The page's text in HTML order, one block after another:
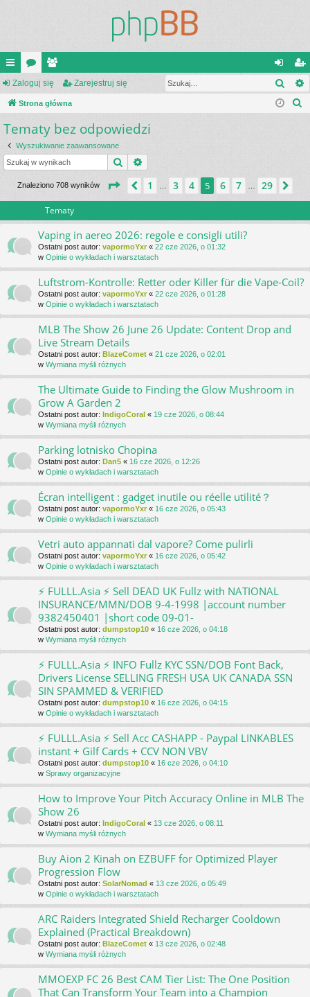
ię
ce
j
…
or
a
ży
tk
o
w
ni
cy
al
og
ar
ej
Zaloguj się Zarejestruj się
Strona główna
Tematy bez odpowiedzi
Wyszukiwanie zaawansowane
Szukaj
Znaleziono 708 wyników Strona 5z 29
Poprzednia
1 3 4 5 6 7 29
Tematy
Vaping in aereo 2026: regole e consigli utili?
Ostatni post autor: vapormoYxr « 22 cze 2026, o 01:32
w Opinie o wykładach i warsztatach
Luftstrom-Kontrolle: Retter oder Killer für die Vape-Coil?
Ostatni post autor: vapormoYxr « 22 cze 2026, o 01:28
w Opinie o wykładach i warsztatach
MLB The Show 26 June 26 Update: Content Drop and
Live Stream Details
Ostatni post autor: BlazeComet « 21 cze 2026, o 02:01
w Wymiana myśli różnych
The Ultimate Guide to Finding the Glow Mushroom in
Grow A Garden 2
Ostatni post autor: IndigoCoral « 19 cze 2026, o 08:44
w Wymiana myśli różnych
Parking lotnisko Chopina
Ostatni post autor: Dan5 « 16 cze 2026, o 12:26
w Opinie o wykładach i warsztatach
Écran intelligent : gadget inutile ou réelle utilité？
Ostatni post autor: vapormoYxr « 16 cze 2026, o 05:43
w Opinie o wykładach i warsztatach
Vetri auto appannati dal vapore? Come pulirli
Ostatni post autor: vapormoYxr « 16 cze 2026, o 05:42
w Opinie o wykładach i warsztatach
⚡ FULLL.Asia ⚡ Sell DEAD UK Fullz with NATIONAL
INSURANCE/MMN/DOB 9-4-1998 |account number
9382450401 |short code 09-01-
Ostatni post autor: dumpstop10 « 16 cze 2026, o 04:18
w Wymiana myśli różnych
⚡ FULLL.Asia ⚡ INFO Fullz KYC SSN/DOB Font Back,
Drivers License SELLING FRESH USA UK CANADA SSN
SIN SPAMMED & VERIFIED
Ostatni post autor: dumpstop10 « 16 cze 2026, o 04:15
w Opinie o wykładach i warsztatach
⚡ FULLL.Asia ⚡ Sell Acc CASHAPP - Paypal LINKABLES
instant + Gilf Cards + CCV NON VBV
Ostatni post autor: dumpstop10 « 16 cze 2026, o 04:10
w Sprawy organizacyjne
How to Improve Your Pitch Accuracy Online in MLB The
Show 26
Ostatni post autor: IndigoCoral « 13 cze 2026, o 08:11
w Wymiana myśli różnych
Buy Aion 2 Kinah on EZBUFF for Optimized Player
Progression Flow
Ostatni post autor: SolarNomad « 13 cze 2026, o 05:49
w Opinie o wykładach i warsztatach
ARC Raiders Integrated Shield Recharger Cooldown
Explained (Practical Breakdown)
Ostatni post autor: BlazeComet « 13 cze 2026, o 02:48
w Wymiana myśli różnych
MMOEXP FC 26 Best CAM Tier List: The One Position
That Can Transform Your Team into a Champion